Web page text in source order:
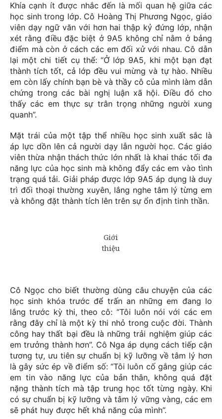
Khía cạnh ít được nhắc đến là mối quan hệ giữa các
học sinh trong lớp. Cô Hoàng Thị Phương Ngọc, giáo
viên dạy ngữ văn với hơn hai thập kỷ đứng lớp, nhận
xét rằng điều đặc biệt ở 9A5 không chỉ nằm ở bảng
điểm mà còn ở cách các em đối xử với nhau. Cô dẫn
lại một chi tiết cụ thể: “Ở lớp 9A5, khi một bạn đạt
thành tích tốt, cả lớp đều vui mừng và tự hào. Nhiều
em còn lấy chính bạn bè và thầy cô của mình làm dẫn
chứng trong các bài nghị luận xã hội. Điều đó cho
thấy các em thực sự trân trọng những người xung
quanh”.
Mặt trái của một tập thể nhiều học sinh xuất sắc là
áp lực dồn lên cả người dạy lẫn người học. Các giáo
viên thừa nhận thách thức lớn nhất là khai thác tối đa
năng lực của học sinh mà không đẩy các em vào tình
trạng quá tải. Giải pháp được lớp 9A5 áp dụng là duy
trì đối thoại thường xuyên, lắng nghe tâm lý từng em
và không đặt thành tích lên trên sự ổn định tinh thần.
Cô Ngọc cho biết thường dùng câu chuyện của các
học sinh khóa trước để trấn an những em đang lo
lắng trước kỳ thi, theo cô: “Tôi luôn nói với các em
rằng đây chỉ là một kỳ thi nhỏ trong cuộc đời. Thành
công hay thất bại đều là những trải nghiệm giúp các
em trưởng thành hơn”. Cô Nga áp dụng cách tiếp cận
tương tự, ưu tiên sự chuẩn bị kỹ lưỡng về tâm lý hơn
là gây sức ép về điểm số: “Tôi luôn cố gắng giúp các
em tin vào năng lực của bản thân, không quá đặt
nặng thành tích mà tập trung học tốt từng ngày. Khi
có sự chuẩn bị kỹ lưỡng và tâm lý vững vàng, các em
sẽ phát huy được hết khả năng của mình”.